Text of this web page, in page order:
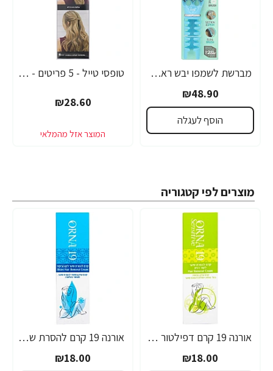
מברשת לשמפו יבש ראש פלקס - מבית Conair
₪48.90
הוסף לעגלה
טופסי טייל - 5 פריטים - מבית Conair
₪28.60
מוצרים לפי קטגוריה
אורנה 19 קרם דפילטור לעור רגיש 80 גרם
₪18.00
אורנה 19 קרם להסרת שיער לקו הביקיני 90 מ"ל
₪18.00